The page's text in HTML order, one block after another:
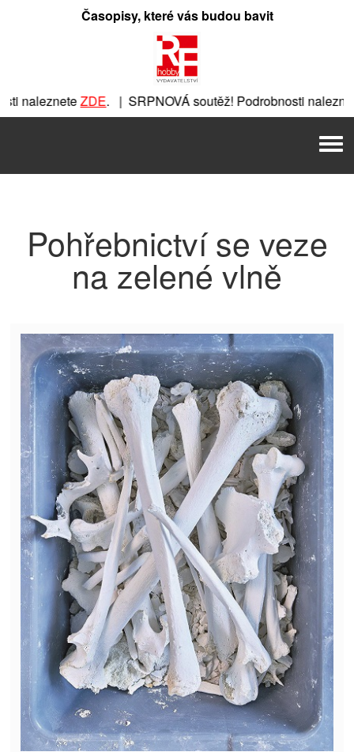
Časopisy, které vás budou bavit
nalezneteZDE. | SRPNOVÁ soutěž! Podrobnosti
. |
Pohřebnictví se veze
na zelené vlně